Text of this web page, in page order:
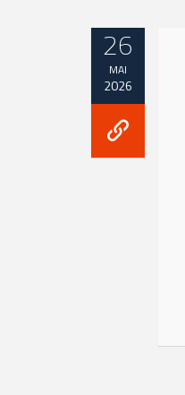
26
MAI
2026